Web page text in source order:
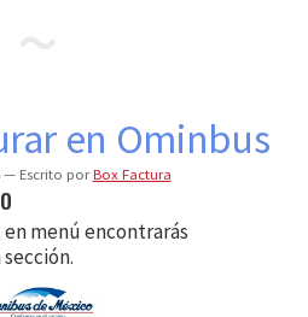
en Ominbus
Escrito porBox Factura
en menú encontrarás
sección.